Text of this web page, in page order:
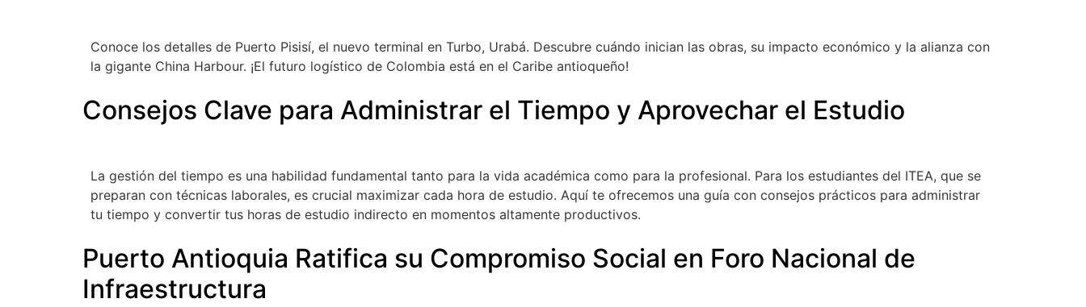
Conoce los detalles de Puerto Pisisí, el nuevo terminal en Turbo, Urabá. Descubre cuándo inician las obras, su impacto económico y la alianza con
la gigante China Harbour. ¡El futuro logístico de Colombia está en el Caribe antioqueño!
Consejos Clave para Administrar el Tiempo y Aprovechar el Estudio
La gestión del tiempo es una habilidad fundamental tanto para la vida académica como para la profesional. Para los estudiantes del ITEA, que se
preparan con técnicas laborales, es crucial maximizar cada hora de estudio. Aquí te ofrecemos una guía con consejos prácticos para administrar
tu tiempo y convertir tus horas de estudio indirecto en momentos altamente productivos.
Puerto Antioquia Ratifica su Compromiso Social en Foro Nacional de
Infraestructura